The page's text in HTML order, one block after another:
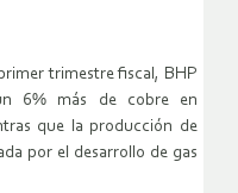
trimestre fiscal, BHP
6% más de cobre en
que la producción de
por el desarrollo de gas